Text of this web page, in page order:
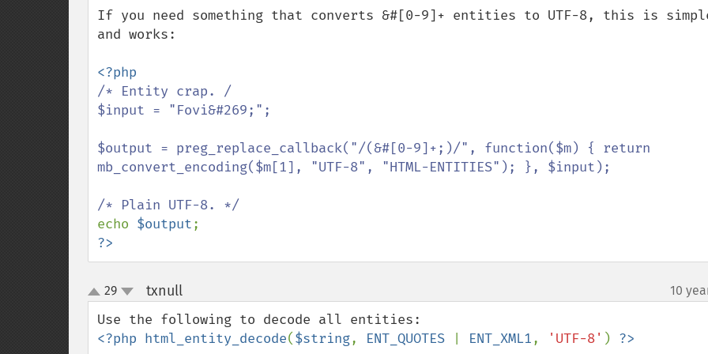
If you need something that converts &#[0-9]+ entities to UTF-8, this is
and works:
/* Entity crap. /
$input = "Fovi&#269;";
$output = preg_replace_callback("/(&#[0-9]+;)/", function($m) { return
mb_convert_encoding($m[1], "UTF-8", "HTML-ENTITIES"); }, $input);
echo $output
?>
up
down
29 txnull¶ 10
<?php html_entity_decode($string, ENT_QUOTES ENT_XML1, 'UTF-8' )